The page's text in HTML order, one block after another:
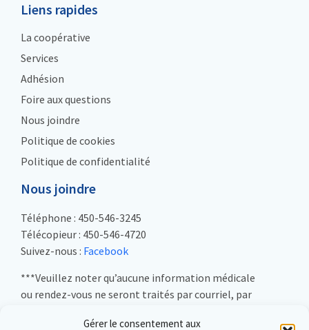
Gérer le consentement aux
Liens rapides
La coopérative
Services
Adhésion
Foire aux questions
Nous joindre
Politique de cookies
Politique de confidentialité
Nous joindre
Téléphone : 450-546-3245
Télécopieur : 450-546-4720
Suivez-nous : Facebook
***Veuillez noter qu’aucune information médicale
ou rendez-vous ne seront traités par courriel, par